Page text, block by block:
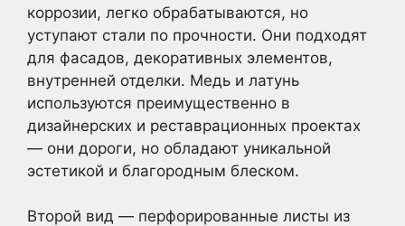
коррозии, легко обрабатываются, но
уступают стали по прочности. Они подходят
для фасадов, декоративных элементов,
внутренней отделки. Медь и латунь
используются преимущественно в
дизайнерских и реставрационных проектах
— они дороги, но обладают уникальной
эстетикой и благородным блеском.
Второй вид — перфорированные листы из